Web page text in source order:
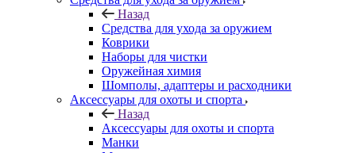
Назад
Средства для ухода за оружием
Коврики
Наборы для чистки
Оружейная химия
Шомполы, адаптеры и расходники
Аксессуары для охоты и спорта
Назад
Аксессуары для охоты и спорта
Манки